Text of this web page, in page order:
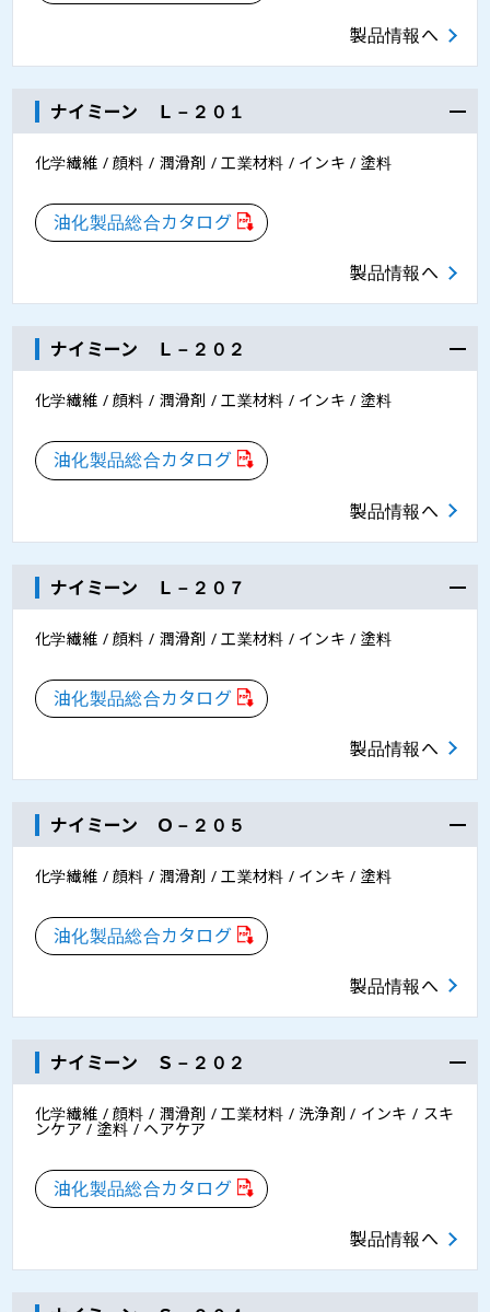
製品情報へ
ナイミーン Ｌ－２０１
化学繊維 / 顔料 / 潤滑剤 / 工業材料 / インキ / 塗料
油化製品総合カタログ
製品情報へ
ナイミーン Ｌ－２０２
化学繊維 / 顔料 / 潤滑剤 / 工業材料 / インキ / 塗料
油化製品総合カタログ
製品情報へ
ナイミーン Ｌ－２０７
化学繊維 / 顔料 / 潤滑剤 / 工業材料 / インキ / 塗料
油化製品総合カタログ
製品情報へ
ナイミーン Ｏ－２０５
化学繊維 / 顔料 / 潤滑剤 / 工業材料 / インキ / 塗料
油化製品総合カタログ
製品情報へ
ナイミーン Ｓ－２０２
化学繊維 / 顔料 / 潤滑剤 / 工業材料 / 洗浄剤 / インキ / スキ
ンケア / 塗料 / ヘアケア
油化製品総合カタログ
製品情報へ